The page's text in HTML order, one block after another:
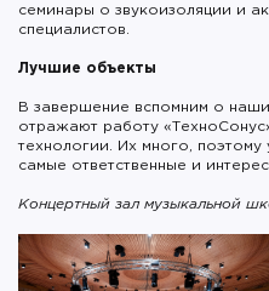
семинары о звукоизоляции и
специалистов.
Лучшие объекты
В завершение вспомним о
отражают работу
технологии. Их много,
самые ответственные и
Концертный зал музыкальной